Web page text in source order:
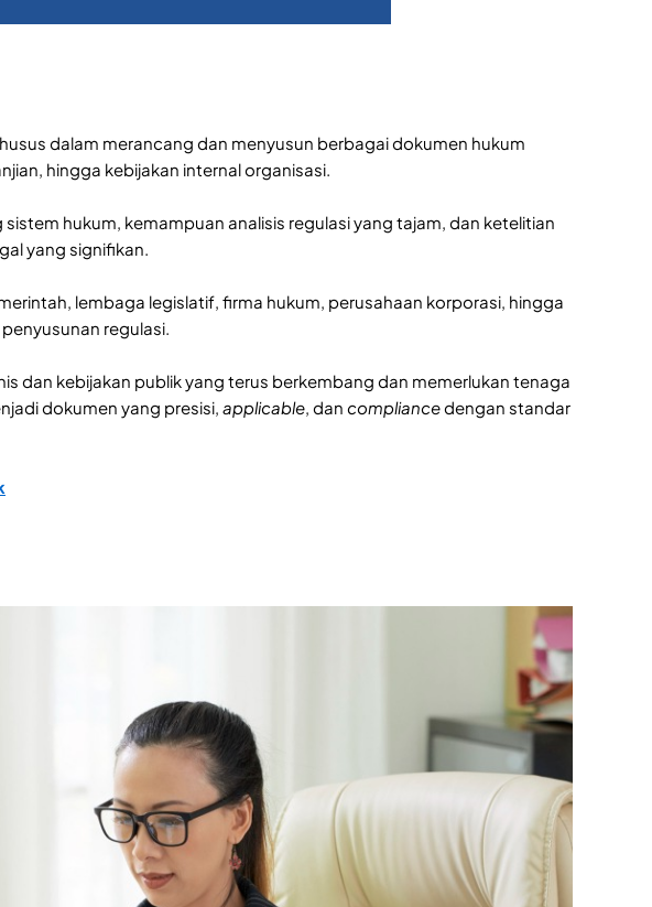
dalam merancang dan menyusun berbagai dokumen hukum
hingga kebijakan internal organisasi.
hukum, kemampuan analisis regulasi yang tajam, dan ketelitian
yang signifikan.
lembaga legislatif, firma hukum, perusahaan korporasi, hingga
regulasi.
dan kebijakan publik yang terus berkembang dan memerlukan tenaga
dokumen yang presisi, applicable, dan compliancedengan standar